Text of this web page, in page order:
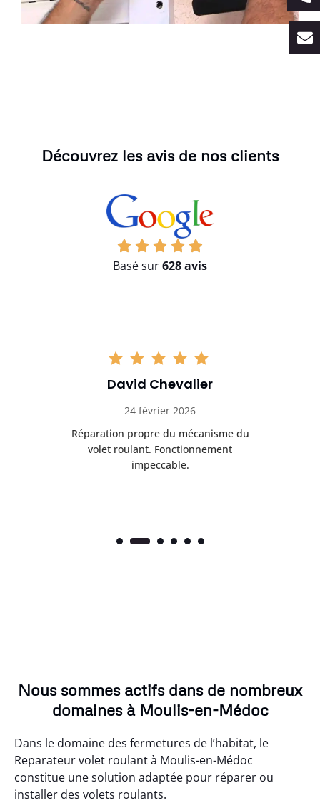
Découvrez les avis de nos clients
Basé sur628 avis
David Chevalier
24 février 2026
Réparation propre du mécanisme du
volet roulant. Fonctionnement
impeccable.
Nous sommes actifs dans de nombreux
domaines à Moulis-en-Médoc
Dans le domaine des fermetures de l’habitat, le
Reparateur volet roulant à Moulis-en-Médoc
constitue une solution adaptée pour réparer ou
installer des volets roulants.